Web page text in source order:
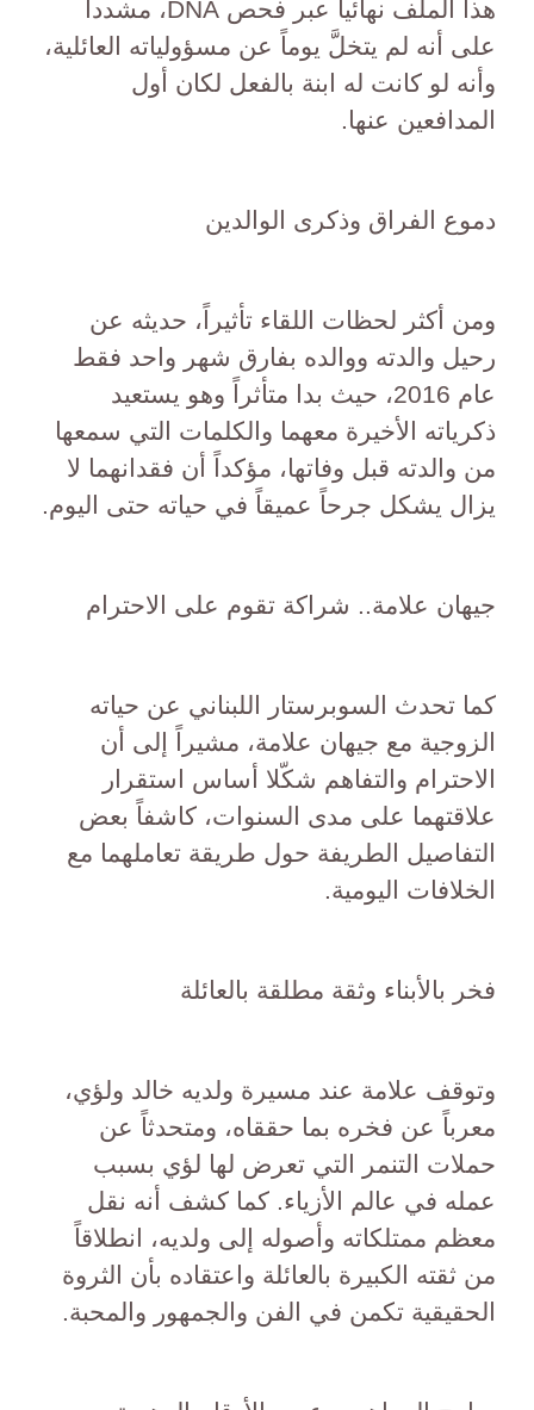
هذا الملف نهائياً عبر فحص DNA، مشدداً
على أنه لم يتخلَّ يوماً عن مسؤولياته العائلية،
وأنه لو كانت له ابنة بالفعل لكان أول
المدافعين عنها.
دموع الفراق وذكرى الوالدين
ومن أكثر لحظات اللقاء تأثيراً، حديثه عن
رحيل والدته ووالده بفارق شهر واحد فقط
عام 2016، حيث بدا متأثراً وهو يستعيد
ذكرياته الأخيرة معهما والكلمات التي سمعها
من والدته قبل وفاتها، مؤكداً أن فقدانهما لا
يزال يشكل جرحاً عميقاً في حياته حتى اليوم.
جيهان علامة.. شراكة تقوم على الاحترام
كما تحدث السوبرستار اللبناني عن حياته
الزوجية مع جيهان علامة، مشيراً إلى أن
الاحترام والتفاهم شكّلا أساس استقرار
علاقتهما على مدى السنوات، كاشفاً بعض
التفاصيل الطريفة حول طريقة تعاملهما مع
الخلافات اليومية.
فخر بالأبناء وثقة مطلقة بالعائلة
وتوقف علامة عند مسيرة ولديه خالد ولؤي،
معرباً عن فخره بما حققاه، ومتحدثاً عن
حملات التنمر التي تعرض لها لؤي بسبب
عمله في عالم الأزياء. كما كشف أنه نقل
معظم ممتلكاته وأصوله إلى ولديه، انطلاقاً
من ثقته الكبيرة بالعائلة واعتقاده بأن الثروة
الحقيقية تكمن في الفن والجمهور والمحبة.